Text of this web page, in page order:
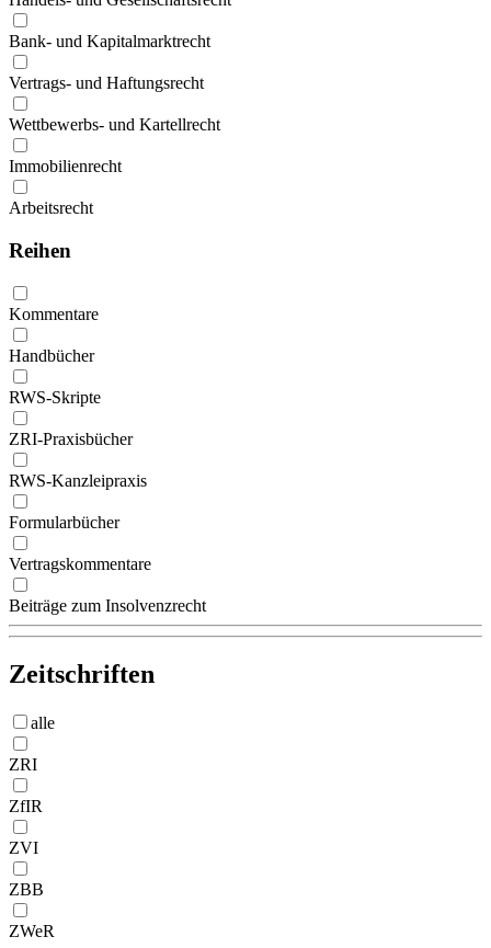
Bank- und Kapitalmarktrecht
Vertrags- und Haftungsrecht
Wettbewerbs- und Kartellrecht
Immobilienrecht
Arbeitsrecht
Reihen
Kommentare
Handbücher
RWS-Skripte
ZRI-Praxisbücher
RWS-Kanzleipraxis
Formularbücher
Vertragskommentare
Beiträge zum Insolvenzrecht
Zeitschriften
alle
ZRI
ZfIR
ZVI
ZBB
ZWeR